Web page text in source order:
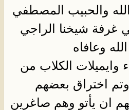
والحبيب المصطفي
غرفة شيخنا الراجي
وعافاه
وايميلات الكلاب من
اختراق بعضهم
ان يأتو وهم صاغرين